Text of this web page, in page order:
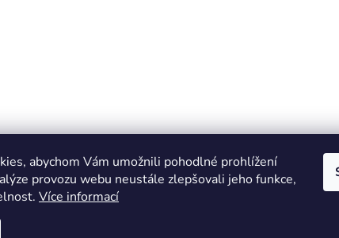
abychom Vám umožnili pohodlné prohlížení
provozu webu neustále zlepšovali jeho funkce,
Více informací
marketing zajišťuje společnost X-VISION